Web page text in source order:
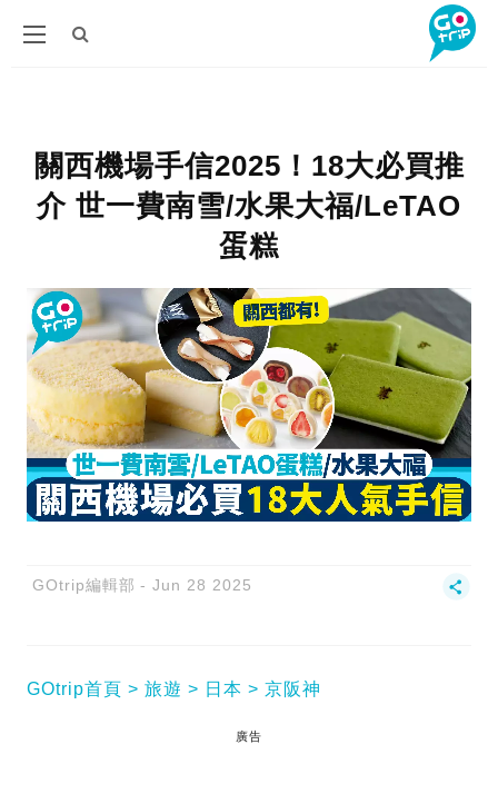
關西機場手信2025！18大必買推
介 世一費南雪/水果大福/LeTAO
蛋糕
GOtrip編輯部 Jun 28 2025
GOtrip首頁 旅遊 日本 京阪神
廣告